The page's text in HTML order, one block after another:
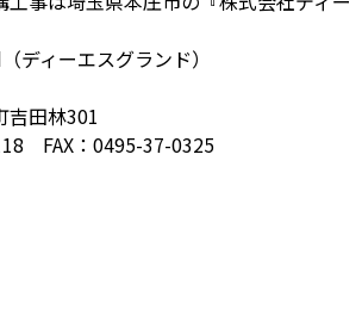
ディーエスグランド）
吉田林301
FAX：0495-37-0325